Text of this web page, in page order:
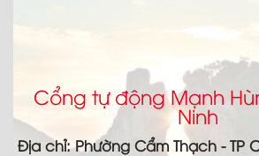
Cổng tự động Mạnh
Ninh
Địa chỉ: Phường Cẩm Thạch - TP